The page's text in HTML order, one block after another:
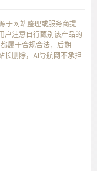
于网站整理或服务商提
户注意自行甄别该产品的
属于合规合法，后期
长删除，AI导航网不承担